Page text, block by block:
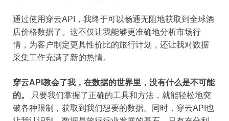
通过使用穿云API，我终于可以畅通无阻地获取到全球酒
店价格数据了。这不仅让我能够更准确地分析市场行
情，为客户制定更具性价比的旅行计划，还让我对数据
采集工作充满了新的热情。
穿云API教会了我，在数据的世界里，没有什么是不可能
的。
只要我们掌握了正确的工具和方法，就能轻松地突
破各种限制，获取到我们想要的数据。同时，穿云API也